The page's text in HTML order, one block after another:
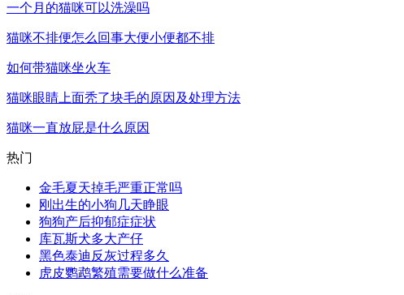
一个月的猫咪可以洗澡吗
猫咪不排便怎么回事大便小便都不排
如何带猫咪坐火车
猫咪眼睛上面秃了块毛的原因及处理方法
猫咪一直放屁是什么原因
热门
金毛夏天掉毛严重正常吗
刚出生的小狗几天睁眼
狗狗产后抑郁症症状
库瓦斯犬多大产仔
黑色泰迪反灰过程多久
虎皮鹦鹉繁殖需要做什么准备